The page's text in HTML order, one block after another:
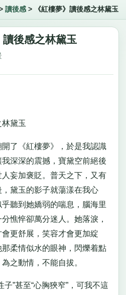
讀後感> 《紅樓夢》讀後感之林黛玉
讀後感之林黛玉
黛玉
了《紅樓夢》，於是我認識
深深的震撼，寶黛空前絕後
妄加褒貶。普天之下，又有
黛玉的影子就蕩漾在我心
聽到她嬌弱的喘息，腦海里
憔悴卻萬分迷人。她落淚，
更舒展，笑容才會更加綻
柔情似水的眼神，閃爍着點
之動情，不能自拔。
”甚至“心胸狹窄”，可我不這